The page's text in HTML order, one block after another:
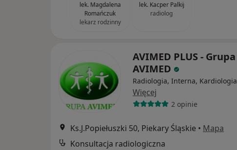
lek. Magdalena
Romańczuk
lekarz rodzinny
lek. Kacper Palkij
radiolog
AVIMED PLUS - Grupa
AVIMED
Radiologia, Interna, Kardiologia
Więcej
2 opinie
Ks.J.Popiełuszki 50, Piekary Śląskie • Mapa
Konsultacja radiologiczna